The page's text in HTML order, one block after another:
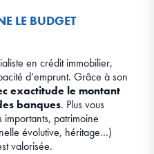
LE BUDGET
en crédit immobilier,
d’emprunt. Grâce à son
exactitude le montant
banques. Plus vous
patrimoine
évolutive, héritage…)
valorisée.